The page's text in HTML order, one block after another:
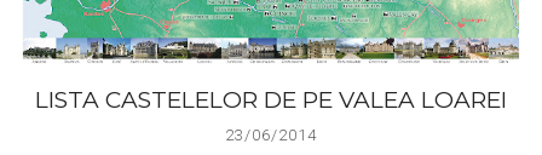
LISTA CASTELELOR DE PE VALEA LOAREI
23/06/2014